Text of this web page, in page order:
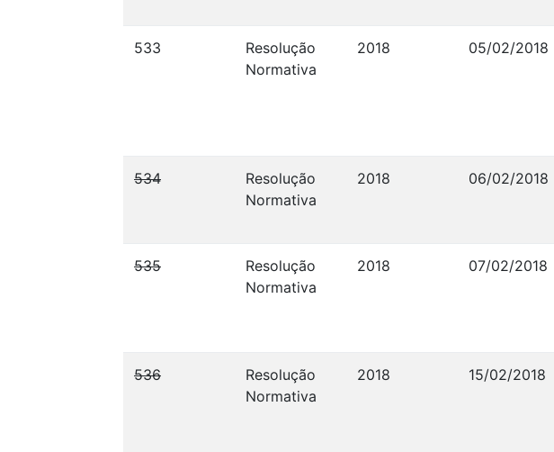
533
Resolução
Normativa
2018 05/02/2018
534
Resolução
Normativa
2018 06/02/2018
535
Resolução
Normativa
2018 07/02/2018
536
Resolução
Normativa
2018 15/02/2018